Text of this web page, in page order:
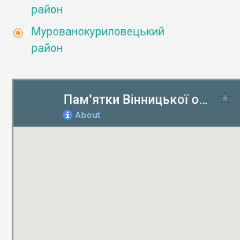
район
Мурованокуриловецький
район